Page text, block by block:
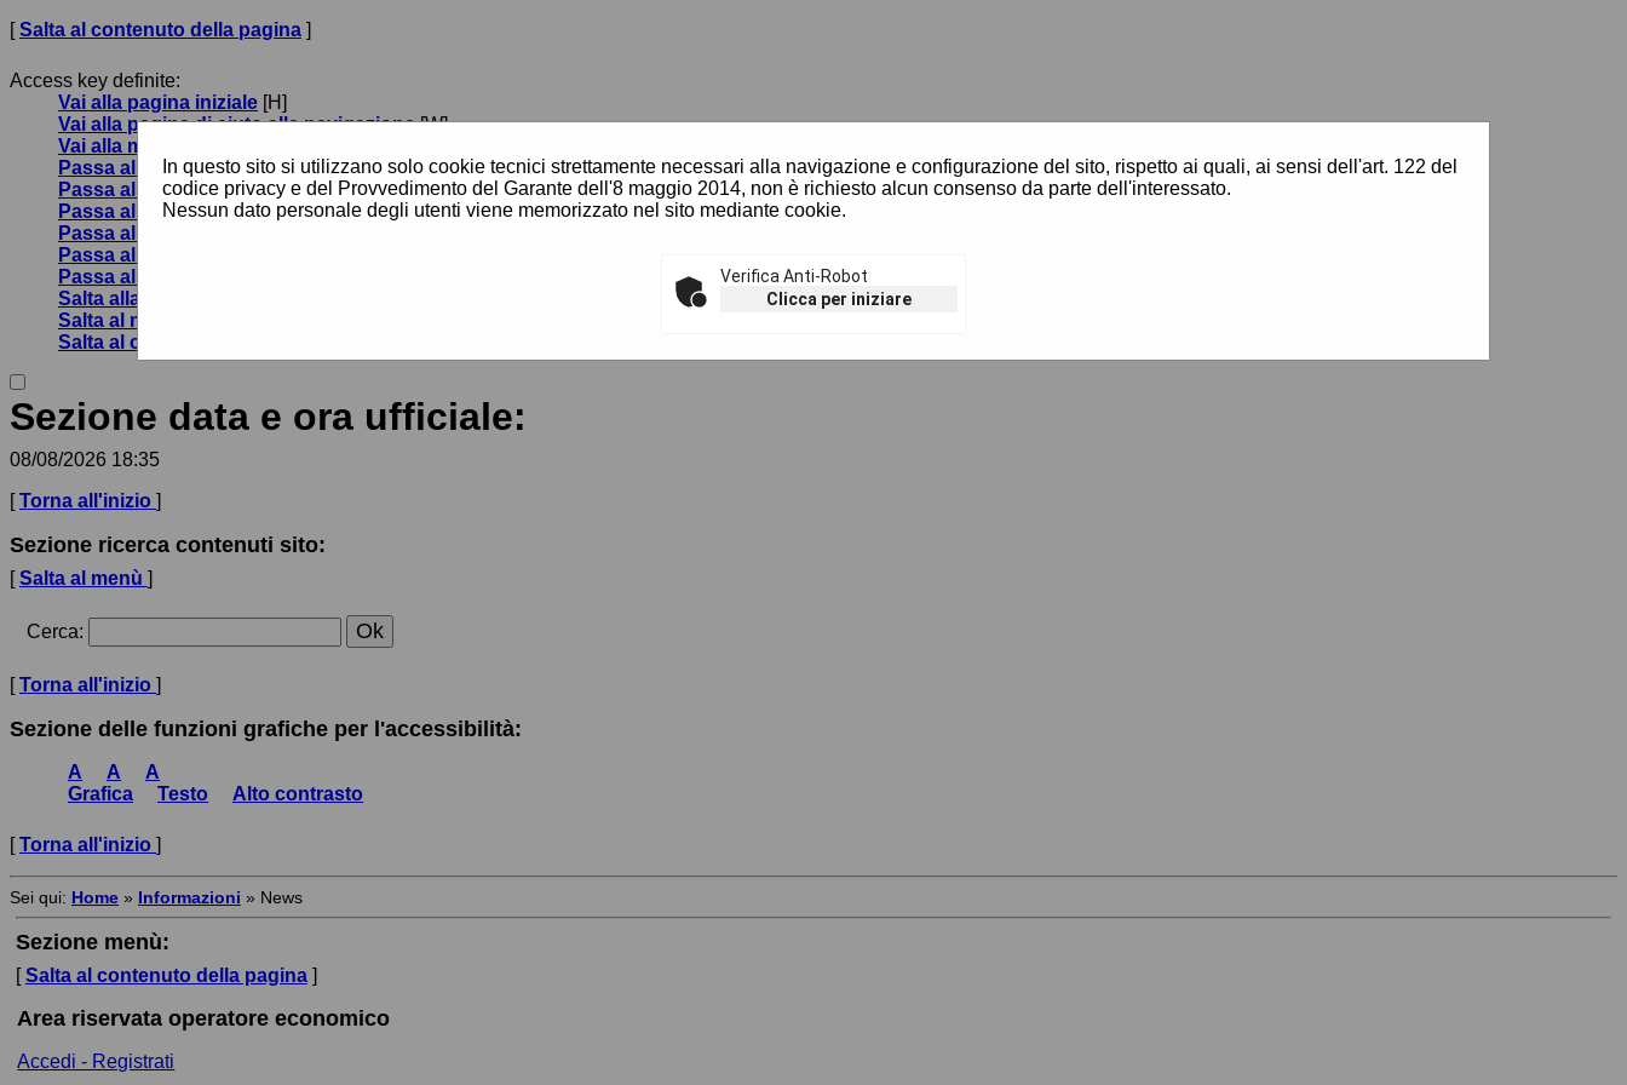
[Salta al contenuto della pagina ]
Access key definite:
Vai alla pagina iniziale [H]
Vai alla pagina di aiuto alla navigazione[W]
Vai alla mappa del sito
Passa al testo con caratteri di dimensione standard[N]
Passa al testo con caratteri di dimensione grande[B]
Passa al testo con caratteri di dimensione molto grande[V]
Passa alla visualizzazione grafica
Passa alla visualizzazione solo testo
Passa alla visualizzazione in alto contrasto e solo testo
Salta alla ricerca di contenuti
Salta al menù
Salta al contenuto della pagina
Sezione data e ora ufficiale:
08/08/2026 18:35
[Torna all'inizio ]
Sezione ricerca contenuti sito:
[Salta al menù ]
Cerca:
[Torna all'inizio ]
Sezione delle funzioni grafiche per l'accessibilità:
A A
A
Grafica
Testo Alto contrasto
[Torna all'inizio ]
Sei qui: Home » Informazioni » News
In questo sito si utilizzano solo cookie tecnici strettamente necessari alla navigazione e configurazione del sito, rispetto ai quali, ai sensi dell'art. 122 del
codice privacy e del Provvedimento del Garante dell'8 maggio 2014, non è richiesto alcun consenso da parte dell'interessato.
Nessun dato personale degli utenti viene memorizzato nel sito mediante cookie.
Verifica Anti-Robot
Clicca per iniziare
Sezione menù:
[Salta al contenuto della pagina]
Area riservata operatore economico
Accedi - Registrati